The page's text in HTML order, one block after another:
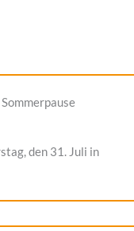
den 31. Juli in